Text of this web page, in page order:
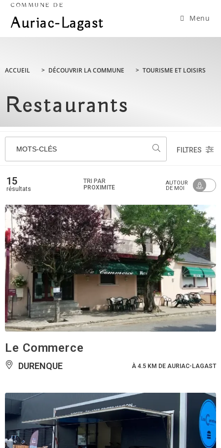
COMMUNE DE
Auriac-Lagast Menu
ACCUEIL > DÉCOUVRIR LA COMMUNE > TOURISME ET LOISIRS
Restaurants
MOTS-CLÉS FILTRES
15
résultats
TRI PAR
PROXIMITÉ
AUTOUR
DE MOI
Le Commerce
DURENQUE À 4.5 KM DE AURIAC-LAGAST